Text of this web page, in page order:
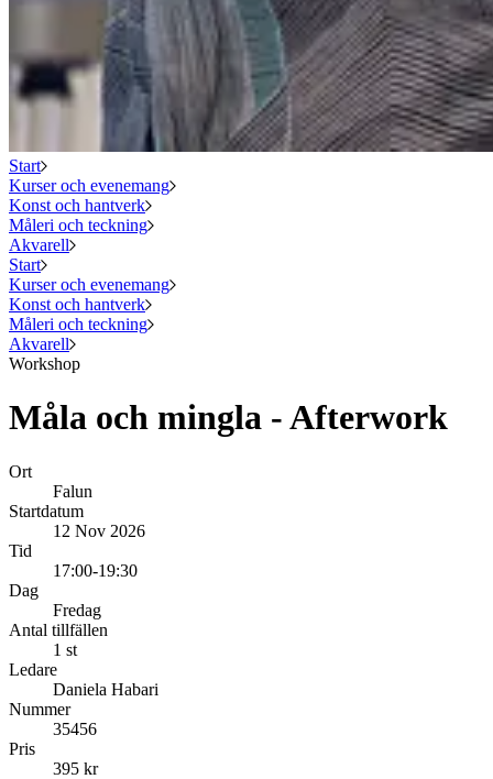
Start
Kurser och evenemang
Konst och hantverk
Måleri och teckning
Akvarell
Start
Kurser och evenemang
Konst och hantverk
Måleri och teckning
Akvarell
Workshop
Måla och mingla - Afterwork
Ort
Falun
Startdatum
12 Nov 2026
Tid
17:00-19:30
Dag
Fredag
Antal tillfällen
1 st
Ledare
Daniela Habari
Nummer
35456
Pris
395 kr